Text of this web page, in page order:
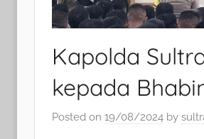
Kapolda
kepada
Posted on 19/08/2024 by